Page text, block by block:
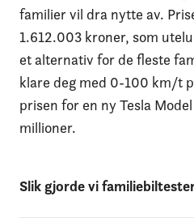
familier vil dra nytte av.
1.612.003 kroner, som
et alternativ for de fleste
klare deg med 0-100 km/t
prisen for en ny Tesla
millioner.
Slik gjorde vi